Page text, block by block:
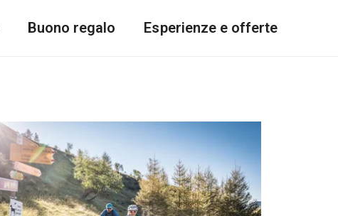
Buono regalo Esperienze e offerte